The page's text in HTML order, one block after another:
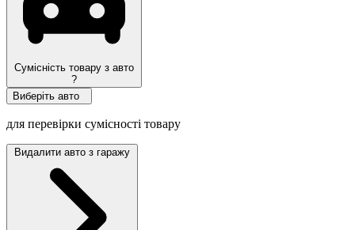
Сумісність товару з авто
?
Виберіть авто
для перевірки сумісності товару
Видалити авто з гаражу